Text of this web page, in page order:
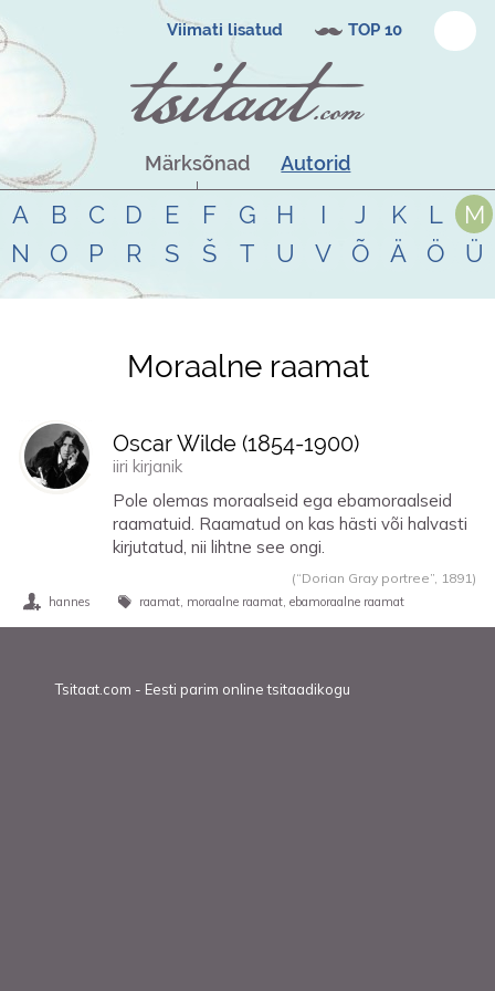
Viimati lisatud TOP 10
Märksõnad Autorid
A B C D E F G H I J K L
M
N
O P R S Š T U V Õ Ä Ö Ü
Tsitaadid teemal moraalne raamat
Moraalne raamat
Oscar Wilde (1854-1900)
iiri kirjanik
Pole olemas moraalseid ega ebamoraalseid
raamatuid. Raamatud on kas hästi või halvasti
kirjutatud, nii lihtne see ongi.
(“Dorian Gray portree”, 1891 )
hannes raamat moraalne raamat ebamoraalne raamat
Tsitaat.com - Eesti parim online tsitaadikogu